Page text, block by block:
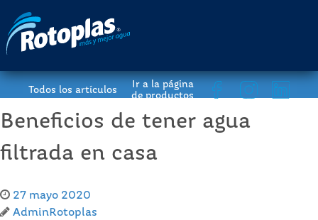
Todos los artículos
Ir a la página
de productos
Beneficios de tener agua
filtrada en casa
27 mayo 2020
AdminRotoplas